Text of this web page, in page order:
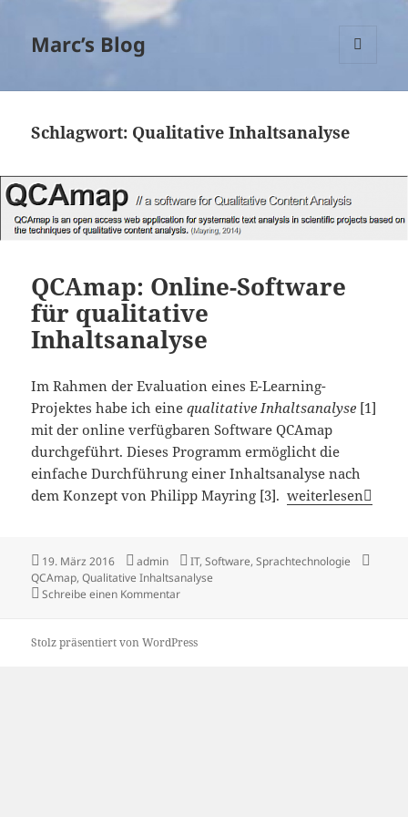
Marc’s Blog
Schlagwort: Qualitative Inhaltsanalyse
QCAmap: Online-Software
für qualitative
Inhaltsanalyse
Im Rahmen der Evaluation eines E-Learning-
Projektes habe ich einequalitative Inhaltsanalyse [1]
mit der online verfügbaren Software QCAmap
durchgeführt. Dieses Programm ermöglicht die
einfache Durchführung einer Inhaltsanalyse nach
dem Konzept von Philipp Mayring [3].QCAmap:
weiterlesen
Veröffentlicht
am
19. März 2016 Autor
admin Kategorien
IT,Software,Sprachtechnologie
QCAmap,Qualitative Inhaltsanalyse
Schreibe einen Kommentarzu QCAmap: Online-Software für qualitative
Stolz präsentiert von WordPress